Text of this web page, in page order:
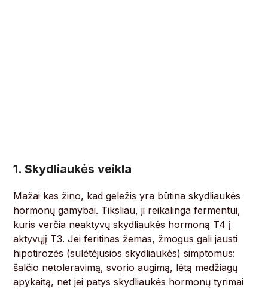
1. Skydliaukės veikla
Mažai kas žino, kad geležis yra būtina skydliaukės
hormonų gamybai. Tiksliau, ji reikalinga fermentui,
kuris verčia neaktyvų skydliaukės hormoną T4 į
aktyvųjį T3. Jei feritinas žemas, žmogus gali jausti
hipotirozės (sulėtėjusios skydliaukės) simptomus:
šalčio netoleravimą, svorio augimą, lėtą medžiagų
apykaitą, net jei patys skydliaukės hormonų tyrimai